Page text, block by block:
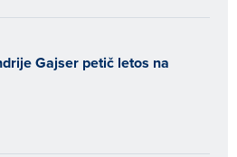
Gajser petič letos na